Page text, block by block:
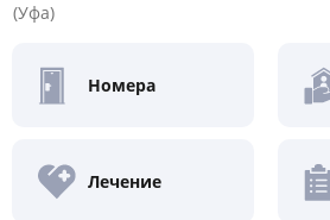
(Уфа)
Номера
Лечение